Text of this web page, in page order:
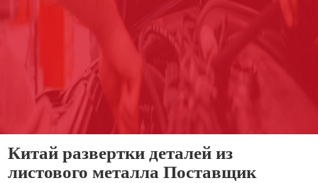
Контакты
Китай развертки деталей из
листового металла Поставщик